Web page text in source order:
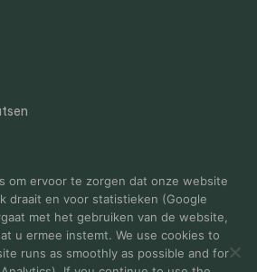
EIS Colofon
Disclaimer
om ervoor te zorgen dat onze website
draait en voor statistieken (Google
met het gebruiken van de website,
u ermee instemt. We use cookies to
runs as smoothly as possible and for